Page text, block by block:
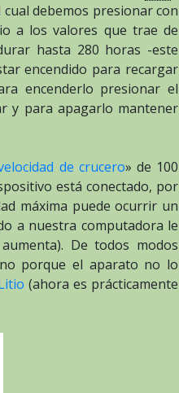
debemos presionar con
a los valores que trae de
hasta 280 horas -este
encendido para recargar
encenderlo presionar el
y para apagarlo mantener
de crucero» de 100
está conectado, por
máxima puede ocurrir un
a nuestra computadora le
De todos modos
porque el aparato no lo
(ahora es prácticamente